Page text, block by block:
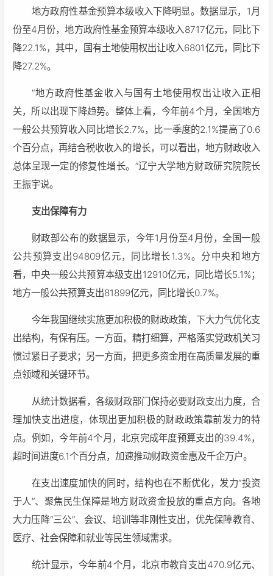
地方政府性基金预算本级收入下降明显。数据显示，1月
份至4月份，地方政府性基金预算本级收入8717亿元，同比下
降22.1%，其中，国有土地使用权出让收入6801亿元，同比下
降27.2%。
“地方政府性基金收入与国有土地使用权出让收入正相
关，所以出现下降趋势。整体上看，今年前4个月，全国地方
一般公共预算收入同比增长2.7%，比一季度的2.1%提高了0.6
个百分点，再结合税收收入的增长，可以看出，地方财政收入
总体呈现一定的修复性增长。”辽宁大学地方财政研究院院长
王振宇说。
支出保障有力
财政部公布的数据显示，今年1月份至4月份，全国一般
公共预算支出94809亿元，同比增长1.3%。分中央和地方
看，中央一般公共预算本级支出12910亿元，同比增长5.1%；
地方一般公共预算支出81899亿元，同比增长0.7%。
今年我国继续实施更加积极的财政政策，下大力气优化支
出结构，有保有压。一方面，精打细算，严格落实党政机关习
惯过紧日子要求；另一方面，把更多资金用在高质量发展的重
点领域和关键环节。
从统计数据看，各级财政部门保持必要财政支出力度，合
理加快支出进度，体现出更加积极的财政政策靠前发力的特
点。例如，今年前4个月，北京完成年度预算支出的39.4%，
超时间进度6.1个百分点，加速推动财政资金惠及千企万户。
在支出速度加快的同时，结构也在不断优化，发力“投资
于人”、聚焦民生保障是地方财政资金投放的重点方向。各地
大力压降“三公”、会议、培训等非刚性支出，优先保障教育、
医疗、社会保障和就业等民生领域需求。
统计显示，今年前4个月，北京市教育支出470.9亿元、